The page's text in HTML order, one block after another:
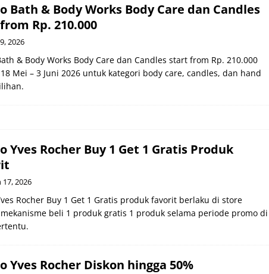
Bath & Body Works Body Care dan Candles
Rp. 210.000
2026
& Body Works Body Care dan Candles start from Rp. 210.000
Mei – 3 Juni 2026 untuk kategori body care, candles, dan hand
Yves Rocher Buy 1 Get 1 Gratis Produk
17, 2026
Rocher Buy 1 Get 1 Gratis produk favorit berlaku di store
beli 1 produk gratis 1 produk selama periode promo di
Yves Rocher Diskon hingga 50%